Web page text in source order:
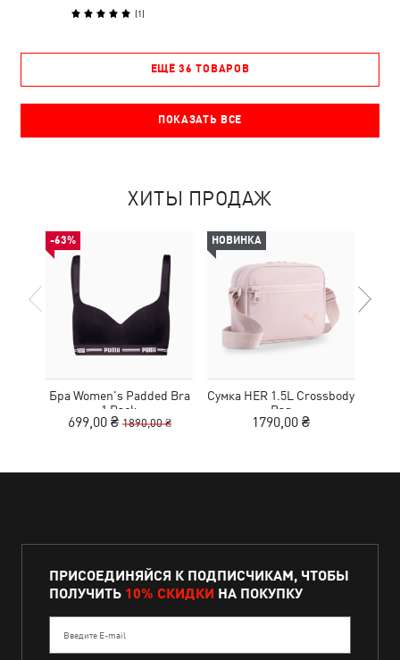
(1)
ЕЩЁ 36 ТОВАРОВ
ПОКАЗАТЬ ВСЕ
ХИТЫ ПРОДАЖ
-63%
Бра Women's Padded Bra
1 Pack
699,00 ₴ 1890,00 ₴
НОВИНКА
Сумка HER 1.5L Crossbody
Bag
1790,00 ₴
ПРИСОЕДИНЯЙСЯ К ПОДПИСЧИКАМ, ЧТОБЫ
ПОЛУЧИТЬ 10% СКИДКИ НА ПОКУПКУ
Введите E-mail